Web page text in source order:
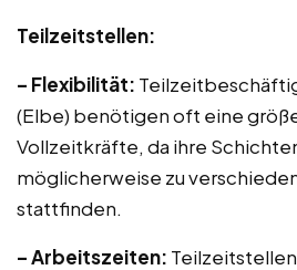
Teilzeitstellen:
– Flexibilität:
(Elbe) benötigen oft eine
Vollzeitkräfte, da ihre
möglicherweise zu
stattfinden.
– Arbeitszeiten: